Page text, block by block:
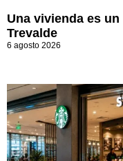
Una vivienda es
Trevalde
6 agosto 2026